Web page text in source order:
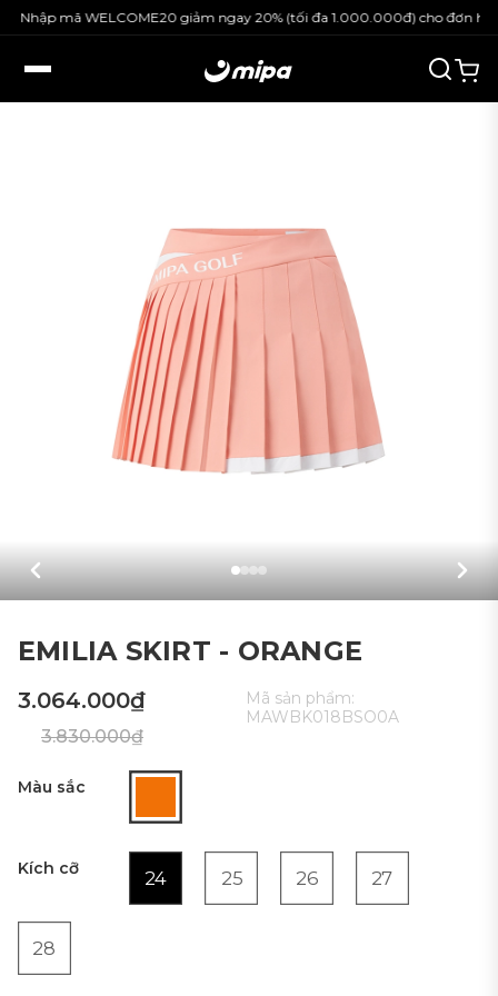
Nhập mã WELCOME20 giảm ngay 20% (tối đa 1.000.000đ) cho đơn
EMILIA SKIRT - ORANGE
3.064.000₫
3.830.000₫
Mã sản phẩm:
MAWBK018BSO0A
Màu sắc
Kích cỡ 24 25 26 27
28